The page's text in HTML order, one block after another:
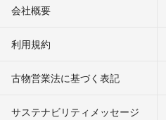
会社概要
利用規約
古物営業法に基づく表記
サステナビリティメッセージ